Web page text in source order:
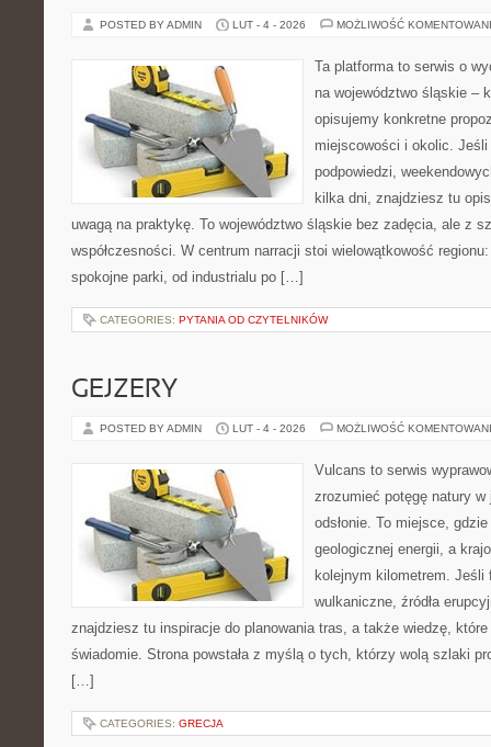
POSTED BY ADMIN LUT - 4 - 2026 MOŻLIWOŚĆ
Ta platforma to serwis o
na województwo śląskie –
opisujemy konkretne
miejscowości i okolic.
podpowiedzi,
kilka dni, znajdziesz tu
uwagą na praktykę. To województwo śląskie bez zadęcia, ale z
współczesności. W centrum narracji stoi wielowątkowość
spokojne parki, od industrialu po […]
CATEGORIES: PYTANIA OD CZYTELNIKÓW
GEJZERY
POSTED BY ADMIN LUT - 4 - 2026 MOŻLIWOŚĆ
Vulcans to serwis
zrozumieć potęgę natury w
odsłonie. To miejsce,
geologicznej energii, a
kolejnym kilometrem.
wulkaniczne, źródła
znajdziesz tu inspiracje do planowania tras, a także wiedzę,
świadomie. Strona powstała z myślą o tych, którzy wolą szlaki
[…]
CATEGORIES: GRECJA